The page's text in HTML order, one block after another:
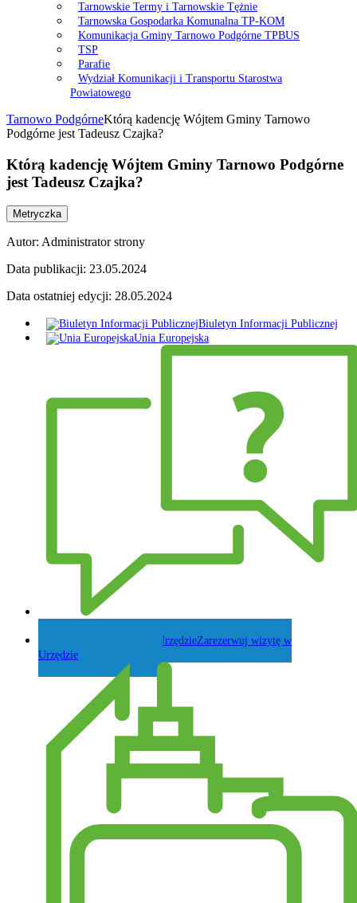
Tarnowskie Termy i Tarnowskie Tężnie
Tarnowska Gospodarka Komunalna TP-KOM
Komunikacja Gminy Tarnowo Podgórne TPBUS
TSP
Parafie
Wydział Komunikacji i Transportu Starostwa
Powiatowego
Tarnowo PodgórneKtórą kadencję Wójtem Gminy Tarnowo
Podgórne jest Tadeusz Czajka?
Którą kadencję Wójtem Gminy Tarnowo Podgórne
jest Tadeusz Czajka?
Metryczka
Autor: Administrator strony
Data publikacji: 23.05.2024
Data ostatniej edycji: 28.05.2024
Biuletyn Informacji Publicznej
Unia Europejska
Zarezerwuj wizytę w
Urzędzie